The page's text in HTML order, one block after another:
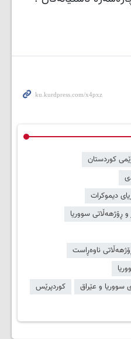
کوردستان
دیموکرات
ڕۆژهەڵاتی سووریا
ناوەڕاست
سووریا و عێراق
کوردپرێس